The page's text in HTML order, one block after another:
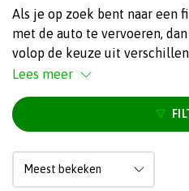
Als je op zoek bent naar een
met de auto te vervoeren,
volop de keuze uit
Lees meer